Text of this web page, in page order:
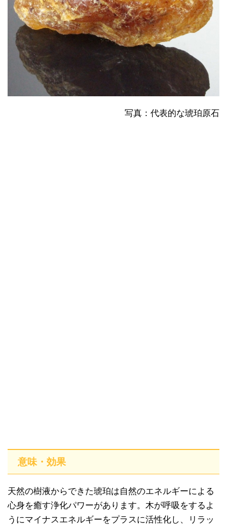
写真：代表的な琥珀原石
意味・効果
天然の樹液からできた琥珀は自然のエネルギーによる
心身を癒す浄化パワーがあります。木が呼吸をするよ
うにマイナスエネルギーをプラスに活性化し、リラッ